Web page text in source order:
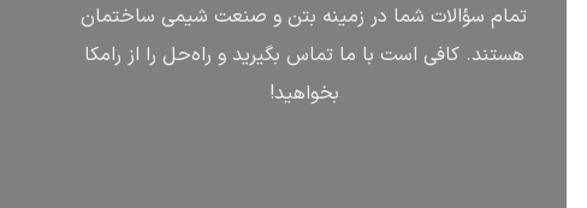
تمام سؤالات شما در زمینه بتن و صنعت شیمی ساختمان
هستند. کافی است با ما تماس بگیرید و راه‌حل را از رامکا
بخواهید!